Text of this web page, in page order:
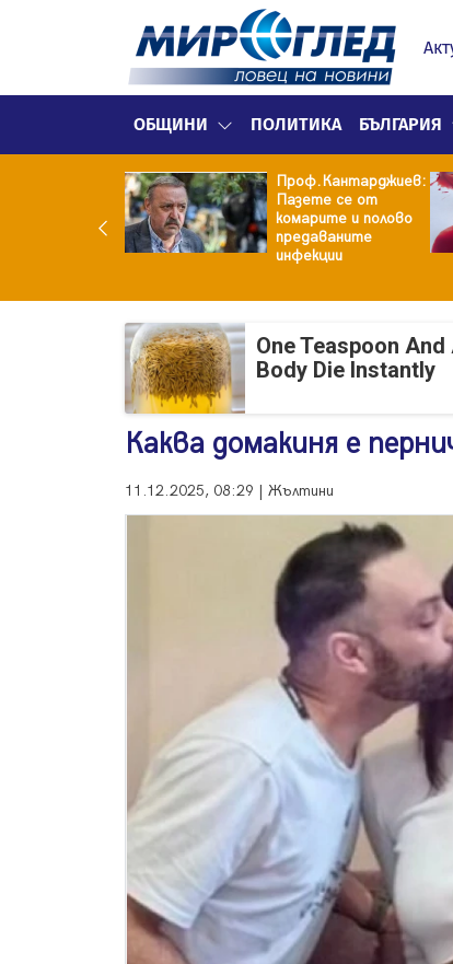
ОБЩИНИ ПОЛИТИКА БЪЛГАРИЯ
Беше със 120-
жена!
Проф.Кантарджиев:
Пазете се от
комарите и полово
предаваните
инфекции
One Teaspoon
Body Die Instantly
Каква домакиня е
11.12.2025, 08:29 | Жълтини